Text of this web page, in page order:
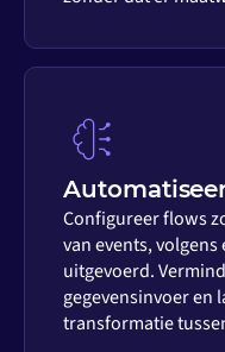
Configureer flows
van events,
uitgevoerd.
gegevensinvoer en
transformatie